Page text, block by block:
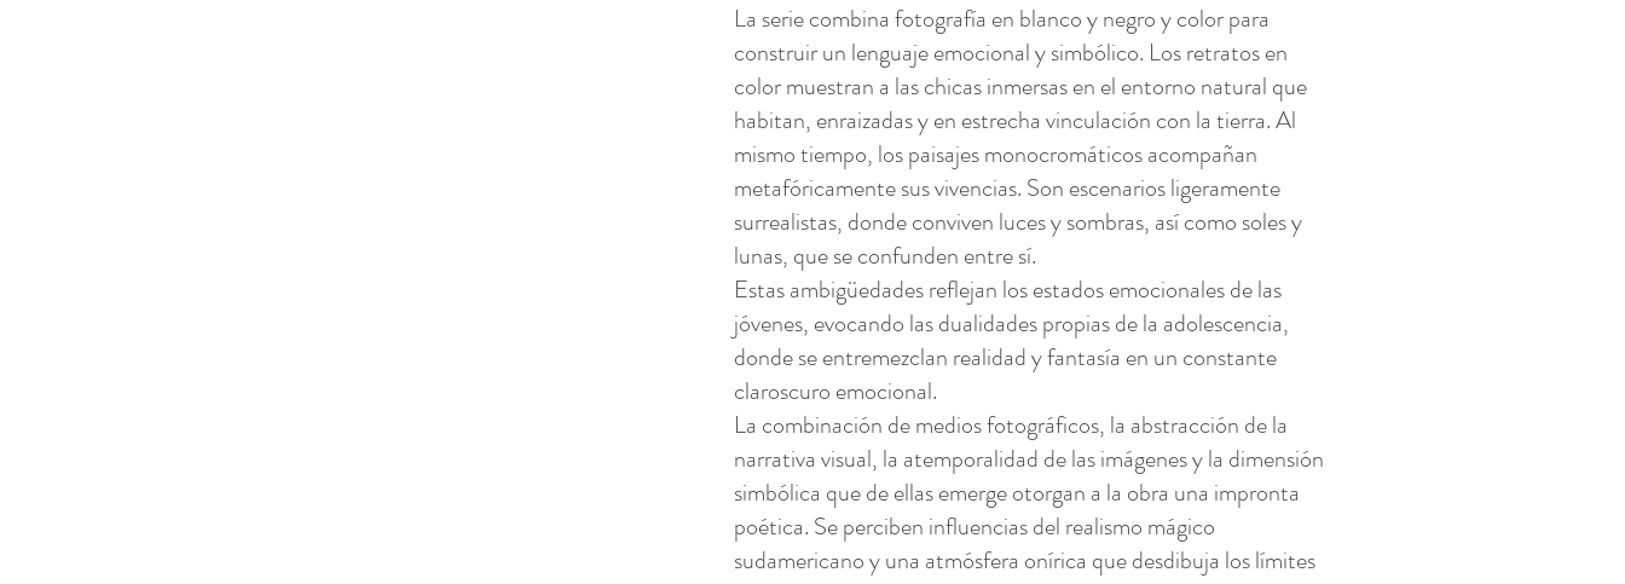
La serie combina fotografía en blanco y negro y color para
construir un lenguaje emocional y simbólico. Los retratos en
color muestran a las chicas inmersas en el entorno natural que
habitan, enraizadas y en estrecha vinculación con la tierra. Al
mismo tiempo, los paisajes monocromáticos acompañan
metafóricamente sus vivencias. Son escenarios ligeramente
surrealistas, donde conviven luces y sombras, así como soles y
lunas, que se confunden entre sí.
Estas ambigüedades reflejan los estados emocionales de las
jóvenes, evocando las dualidades propias de la adolescencia,
donde se entremezclan realidad y fantasía en un constante
claroscuro emocional.
La combinación de medios fotográficos, la abstracción de la
narrativa visual, la atemporalidad de las imágenes y la dimensión
simbólica que de ellas emerge otorgan a la obra una impronta
poética. Se perciben influencias del realismo mágico
sudamericano y una atmósfera onírica que desdibuja los límites